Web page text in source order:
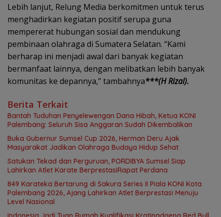
Lebih lanjut, Relung Media berkomitmen untuk terus
menghadirkan kegiatan positif serupa guna
mempererat hubungan sosial dan mendukung
pembinaan olahraga di Sumatera Selatan. “Kami
berharap ini menjadi awal dari banyak kegiatan
bermanfaat lainnya, dengan melibatkan lebih banyak
komunitas ke depannya,” tambahnya***(H Rizal).
Berita Terkait
Bantah Tuduhan Penyelewengan Dana Hibah, Ketua KONI
Palembang: Seluruh Sisa Anggaran Sudah Dikembalikan
Buka Gubernur Sumsel Cup 2026, Herman Deru Ajak
Masyarakat Jadikan Olahraga Budaya Hidup Sehat
Satukan Tekad dan Perguruan, PORDIBYA Sumsel Siap
Lahirkan Atlet Karate BerprestasiRapat Perdana
849 Karateka Bertarung di Sakura Series II Piala KONI Kota
Palembang 2026, Ajang Lahirkan Atlet Berprestasi Menuju
Level Nasional